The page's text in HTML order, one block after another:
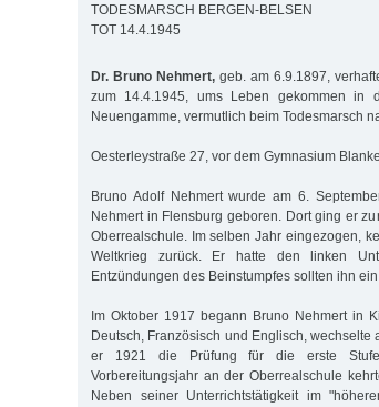
TODESMARSCH BERGEN-BELSEN
TOT 14.4.1945
Dr. Bruno Nehmert,geb. am 6.9.1897,
zum 14.4.1945, ums Leben gekommen in
Neuengamme, vermutlich beim Todesmarsch
Oesterleystraße 27, vor dem Gymnasium
Bruno Adolf Nehmert wurde am 6.
Nehmert in Flensburg geboren. Dort ging er
Oberrealschule. Im selben Jahr eingezogen,
Weltkrieg zurück. Er hatte den linken
Entzündungen des Beinstumpfes sollten ihn
Im Oktober 1917 begann Bruno Nehmert in
Deutsch, Französisch und Englisch,
er 1921 die Prüfung für die erste
Vorbereitungsjahr an der Oberrealschule
Neben seiner Unterrichtstätigkeit im